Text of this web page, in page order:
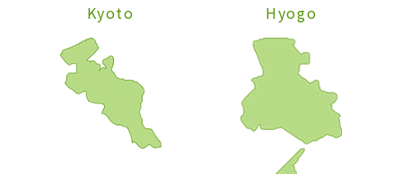
Kyoto Hyogo